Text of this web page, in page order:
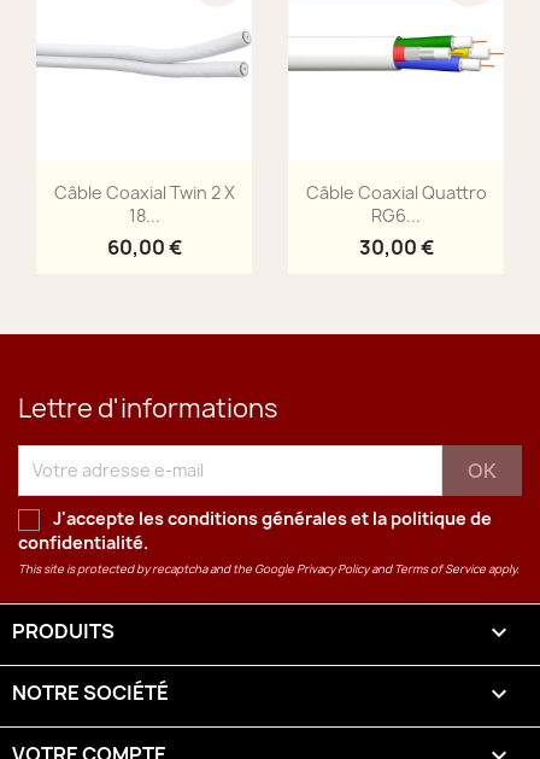
Aperçu rapide
Câble Coaxial Twin 2 X
18...
60,00 €
Aperçu rapide
Câble Coaxial Quattro
RG6...
30,00 €
Lettre d'informations
J'accepte les conditions générales et la politique de
confidentialité.
This site is protected by recaptcha and the GooglePrivacy PolicyandTerms of Serviceapply.
PRODUITS 
NOTRE SOCIÉTÉ 